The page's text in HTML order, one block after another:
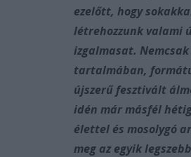
ezelőtt, hogy
létrehozzunk valami
izgalmasat.
tartalmában,
újszerű fesztivált
idén már másfél
élettel és mosolygó
meg az egyik